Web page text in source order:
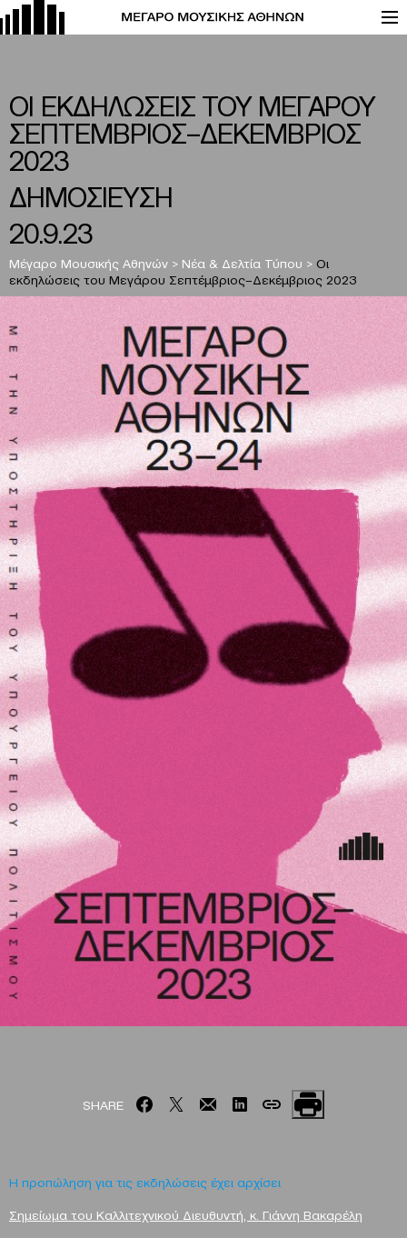
ΟΙ ΕΚΔΗΛΩΣΕΙΣ ΤΟΥ ΜΕΓΑΡΟΥ
ΣΕΠΤΕΜΒΡΙΟΣ–ΔΕΚΕΜΒΡΙΟΣ
2023
ΔΗΜΟΣΙΕΥΣΗ
20.9.23
Μέγαρο Μουσικής Αθηνών > Νέα & Δελτία Τύπου > Οι
εκδηλώσεις του Μεγάρου Σεπτέμβριος–Δεκέμβριος 2023
SHARE
Η προπώληση για τις εκδηλώσεις έχει αρχίσει
Σημείωμα του Καλλιτεχνικού Διευθυντή, κ. Γιάννη Βακαρέλη